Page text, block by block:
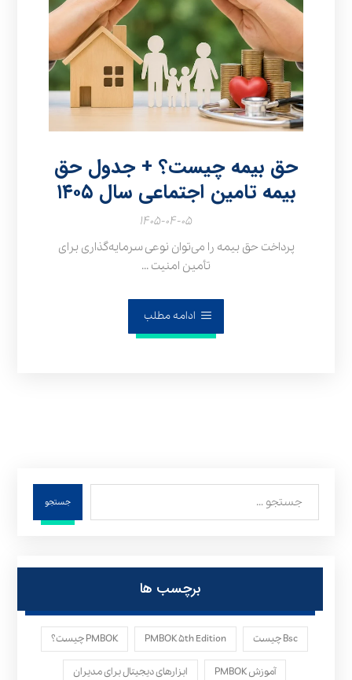
حق بیمه چیست؟ + جدول حق
بیمه تامین اجتماعی سال ۱۴۰۵
۱۴۰۵-۰۴-۰۵
پرداخت حق بیمه را می‌توان نوعی سرمایه‌گذاری برای
تأمین امنیت ...
ادامه مطلب
جستجو
برچسب ها
Bsc چیست PMBOK ۵th Edition PMBOK چیست؟
آموزش PMBOK ابزارهای دیجیتال برای مدیران